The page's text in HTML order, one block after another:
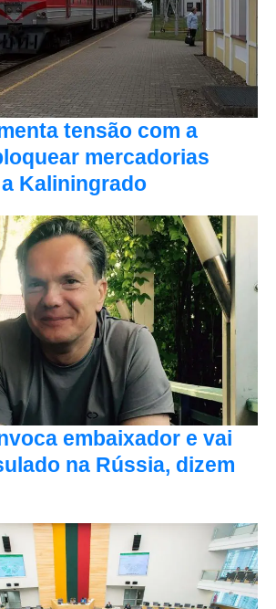
tensão com a
mercadorias
Kaliningrado
embaixador e vai
na Rússia, dizem